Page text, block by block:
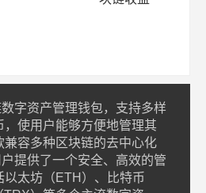
字资产管理钱包，支持多样
，使用户能够方便地管理其
兼容多种区块链的去中心化
提供了一个安全、高效的管
以太坊（ETH）、比特币